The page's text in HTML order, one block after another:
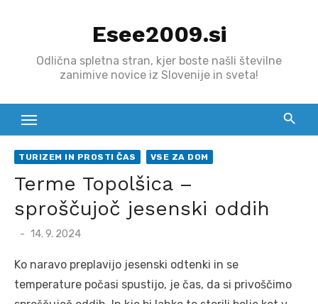
Esee2009.si
Odlična spletna stran, kjer boste našli številne
zanimive novice iz Slovenije in sveta!
TURIZEM IN PROSTI ČAS VSE ZA DOM
Terme Topolšica –
sproščujoč jesenski oddih
Posted
14. 9. 2024
Ko naravo preplavijo jesenski odtenki in se
temperature počasi spustijo, je čas, da si privoščimo